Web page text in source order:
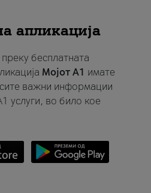
апликација
бесплатната
Мојот A1 имате
важни информации
услуги, во било кое